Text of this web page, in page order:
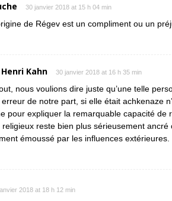
30 janvier 2018 at 15 h 04 min
de Régev est un compliment ou un
Henri Kahn 30 janvier 2018 at 16 h 35 min
nous voulions dire juste qu’une telle
de notre part, si elle était achkenaze
pour expliquer la remarquable capacité de
religieux reste bien plus sérieusement ancré
émoussé par les influences extérieures.
2018 at 18 h 12 min